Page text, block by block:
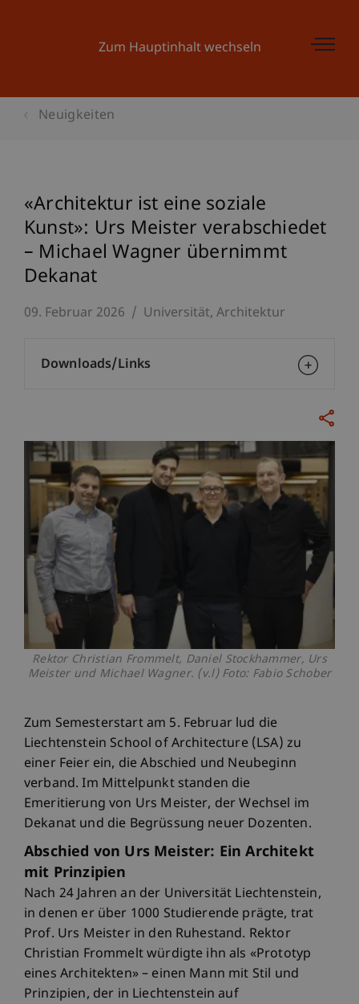
Zum Hauptinhalt wechseln
Neuigkeiten
«Architektur ist eine soziale
Kunst»: Urs Meister verabschiedet
– Michael Wagner übernimmt
Dekanat
09. Februar 2026 Universität Architektur
Rektor Christian Frommelt, Daniel Stockhammer, Urs
Meister und Michael Wagner. (v.l) Foto: Fabio Schober
Zum Semesterstart am 5. Februar lud die
Liechtenstein School of Architecture (LSA) zu
einer Feier ein, die Abschied und Neubeginn
verband. Im Mittelpunkt standen die
Emeritierung von Urs Meister, der Wechsel im
Dekanat und die Begrüssung neuer Dozenten.
Abschied von Urs Meister: Ein Architekt
mit Prinzipien
Nach 24 Jahren an der Universität Liechtenstein,
in denen er über 1000 Studierende prägte, trat
Prof. Urs Meister in den Ruhestand. Rektor
Christian Frommelt würdigte ihn als «Prototyp
eines Architekten» – einen Mann mit Stil und
Prinzipien, der in Liechtenstein auf
Downloads/Links